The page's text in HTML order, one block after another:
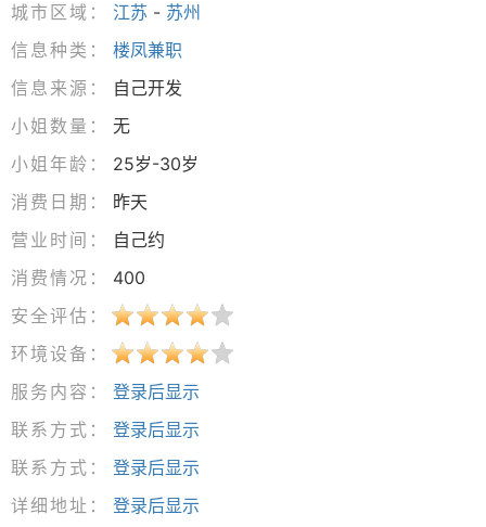
城市区域： 江苏 - 苏州
信息种类：
楼凤兼职
信息来源：
自己开发
小姐数量：
无
小姐年龄：
25岁-30岁
消费日期：
昨天
营业时间：
自己约
消费情况：
400
安全评估：
环境设备：
服务内容：
登录后显示
联系方式：
登录后显示
联系方式：
登录后显示
详细地址：
登录后显示